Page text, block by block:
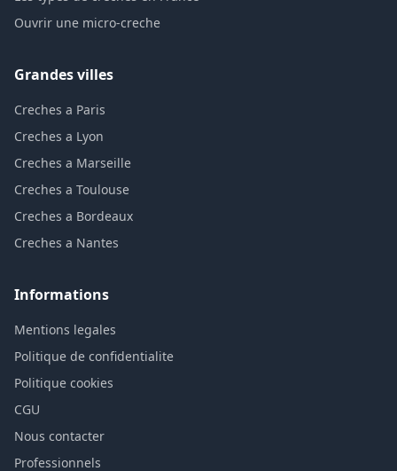
Ouvrir une micro-creche
Grandes villes
Creches a Paris
Creches a Lyon
Creches a Marseille
Creches a Toulouse
Creches a Bordeaux
Creches a Nantes
Informations
Mentions legales
Politique de confidentialite
Politique cookies
CGU
Nous contacter
Professionnels